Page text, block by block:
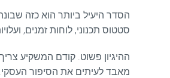
הסדר היעיל ביותר הוא כזה
סטטוס תכנוני, לוחות זמנים,
ההיגיון פשוט. קודם המשקיע
מאבד לעיתים את הסיפור העסקי.